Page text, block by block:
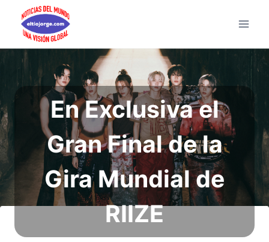
Saltar
contenido
En Exclusiva el
Gran Final de la
Gira Mundial de
RIIZE